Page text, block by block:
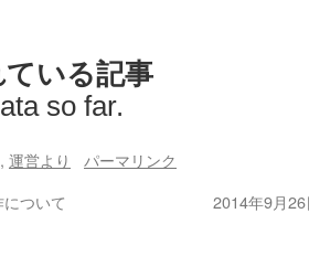
いる記事
so far.
, 運営より
パーマリンク
ついて 2014年9月